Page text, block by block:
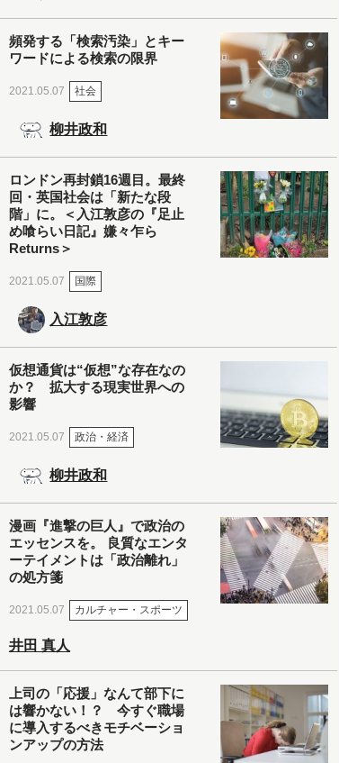
頻発する「検索汚染」とキー
ワードによる検索の限界
2021.05.07 社会
柳井政和
ロンドン再封鎖16週目。最終
回・英国社会は「新たな段
階」に。＜入江敦彦の『足止
め喰らい日記』嫌々乍ら
Returns＞
2021.05.07 国際
入江敦彦
仮想通貨は“仮想”な存在なの
か？ 拡大する現実世界への
影響
2021.05.07 政治・経済
柳井政和
漫画『進撃の巨人』で政治の
エッセンスを。 良質なエンタ
ーテイメントは「政治離れ」
の処方箋
2021.05.07 カルチャー・スポーツ
井田 真人
上司の「応援」なんて部下に
は響かない！？ 今すぐ職場
に導入するべきモチベーショ
ンアップの方法